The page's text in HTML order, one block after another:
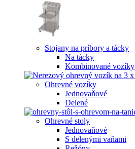
Stojany na príbory a tácky
Na tácky
Kombinované vozíky
Ohrevné vozíky
Jednovaňové
Delené
Ohrevné stoly
Jednovaňové
S delenými vaňami